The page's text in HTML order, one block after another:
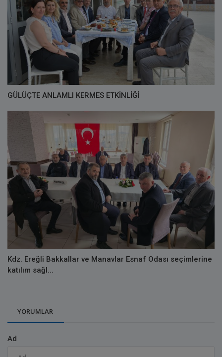
GÜLÜÇTE ANLAMLI KERMES ETKİNLİĞİ
Kdz. Ereğli Bakkallar ve Manavlar Esnaf Odası seçimlerine
katılım sağl...
YORUMLAR
Ad